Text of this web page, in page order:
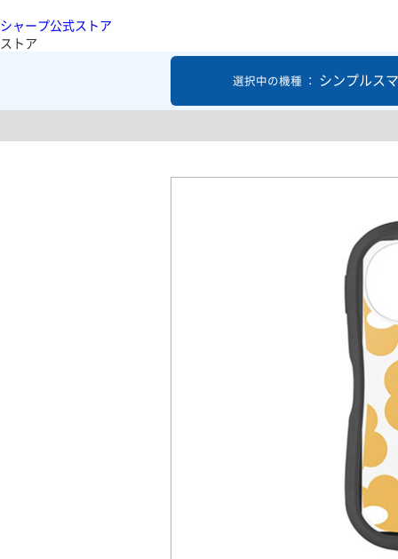
シャープ公式ストア
ストア
選択中の機種 ： シンプルス